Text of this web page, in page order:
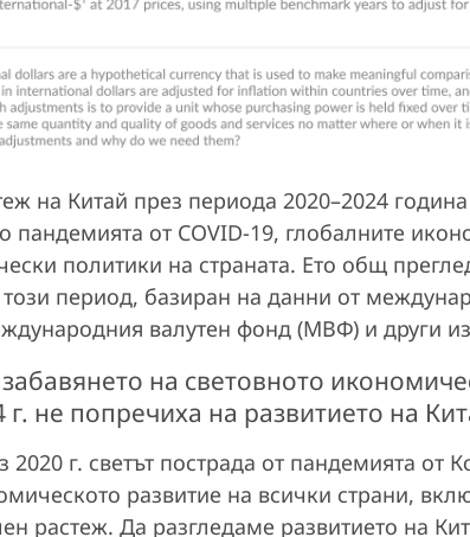
на Китай през периода 2020–2024
пандемията от COVID-19, глобалните
политики на страната. Ето общ
период, базиран на данни от
валутен фонд (МВФ) и други
на световното
не попречиха на развитието на
2020 г. светът пострада от пандемията от
развитие на всички страни,
растеж. Да разгледаме развитието на